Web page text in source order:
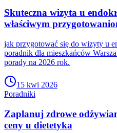
Skuteczna wizyta u
właściwym
jak przygotować się do wizyty u
poradnik dla mieszkańców
porady na 2026 rok.
15 kwi 2026
Poradniki
Zaplanuj zdrowe
ceny u dietetyka